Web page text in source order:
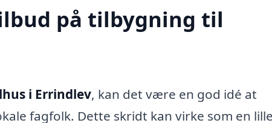
på tilbygning til
i Errindlev, kan det være en god idé at
fagfolk. Dette skridt kan virke som en lille